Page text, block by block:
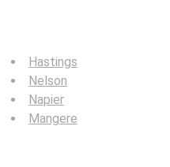
Hastings
Nelson
Napier
Mangere